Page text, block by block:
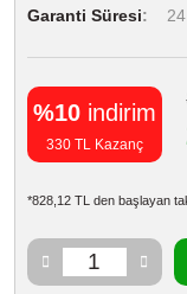
Garanti Süresi
%10 indirim
330 TL Kazanç
*828,12 TL den başlayan